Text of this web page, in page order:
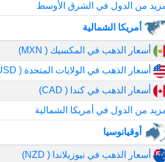
من الدول في الشرق الأوسط
أمريكا الشمالية
أسعار الذهب في المكسيك ( MXN)
أسعار الذهب في الولايات المتحدة ( USD)
أسعار الذهب في كندا ( CAD)
من الدول في أمريكا الشمالية
أوقيانوسيا
أسعار الذهب في نيوزيلاندا ( NZD)